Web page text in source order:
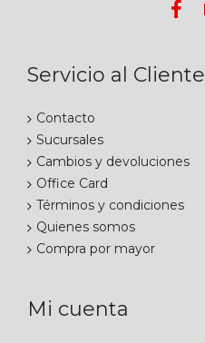
Servicio al Cliente
Contacto
Sucursales
Cambios y devoluciones
Office Card
Términos y condiciones
Quienes somos
Compra por mayor
Mi cuenta